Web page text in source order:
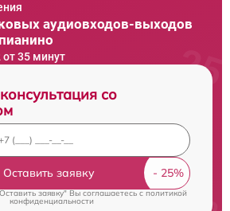
аудиовходов-выходов
от 35 минут
со
Оставить заявку
заявку" Вы соглашаетесь cполитикой
конфиденциальности